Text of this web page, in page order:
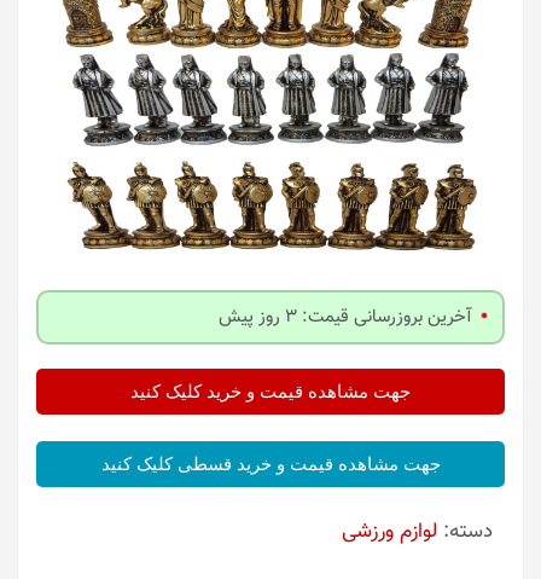
آخرین بروزرسانی قیمت: 3 روز پیش
جهت مشاهده قیمت و خرید کلیک کنید
جهت مشاهده قیمت و خرید قسطی کلیک کنید
دسته: لوازم ورزشی